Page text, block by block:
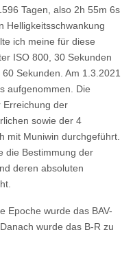
Tagen, also 2h 55m 6s
Helligkeitsschwankung
ich meine für diese
ISO 800, 30 Sekunden
Sekunden. Am 1.3.2021
aufgenommen. Die
Erreichung der
sowie der 4
mit Muniwin durchgeführt.
die Bestimmung der
deren absoluten
Epoche wurde das BAV-
wurde das B-R zu